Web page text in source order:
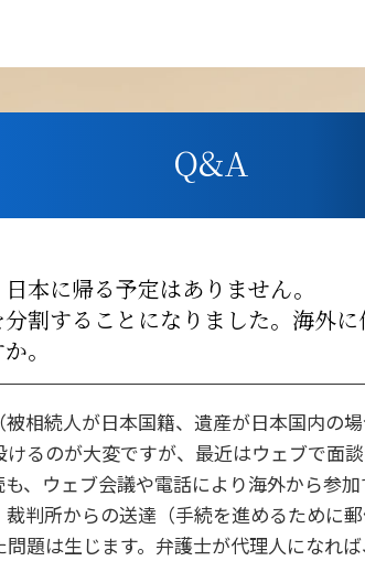
Q&A
本に帰る予定はありません。
割することになりました。海外
。
相続人が日本国籍、遺産が日本国内の場
るのが大変ですが、最近はウェブで面
、ウェブ会議や電話により海外から参
判所からの送達（手続を進めるために
題は生じます。弁護士が代理人になれ